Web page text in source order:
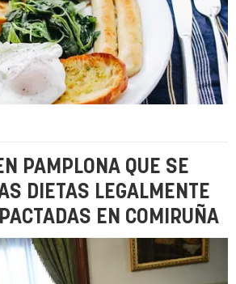
PAMPLONA QUE SE
DIETAS LEGALMENTE
EN COMIRUÑA